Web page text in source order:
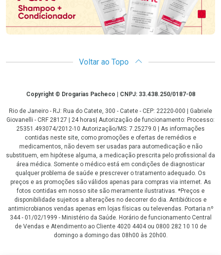
Voltar ao Topo
CopyrightCopyright © Drogarias Pacheco | CNPJ: 33.438.250/0187-08
Rio de Janeiro - RJ: Rua do Catete, 300 - Catete - CEP: 22220-000 | Gabriele
Giovanelli - CRF 28127 | 24 horas| Autorização de funcionamento: Processo:
25351.493074/2012-10 Autorização/MS: 7.25279.0 | As informações
contidas neste site, como promoções e ofertas de remédios e
medicamentos, não devem ser usadas para automedicação e não
substituem, em hipótese alguma, a medicação prescrita pelo profissional da
área médica. Somente o médico está em condições de diagnosticar
qualquer problema de saúde e prescrever o tratamento adequado. Os
preços e as promoções são válidos apenas para compras via internet. As
fotos contidas em nosso site são meramente ilustrativas. *Preços e
disponibilidade sujeitos a alterações no decorrer do dia. Antibióticos e
antimicrobianos vendas apenas em lojas físicas ou televendas. Portaria nº
344 - 01/02/1999 - Ministério da Saúde. Horário de funcionamento Central
de Vendas e Atendimento ao Cliente 4020 4404 ou 0800 282 10 10 de
domingo a domingo das 08h00 às 20h00.